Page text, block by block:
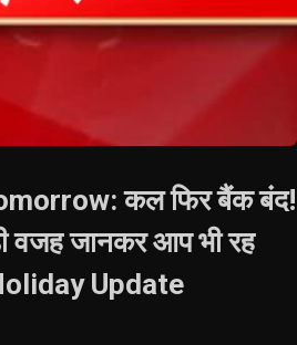
कल फिर बैंक बंद!
वजह जानकर आप भी रह
Update